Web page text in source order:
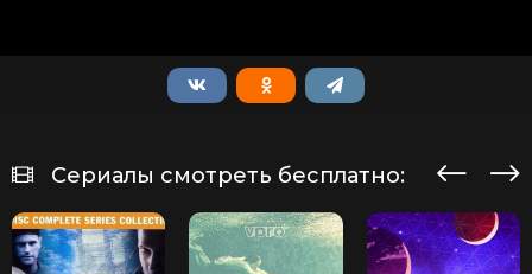
Сериалы смотреть бесплатно: